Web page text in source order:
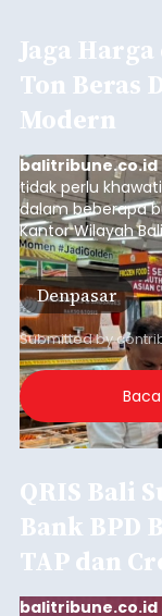
Jaga
Ton Beras
Modern
balitribune.co.id
tidak perlu
dalam beberapa
Kantor Wilayah
Beras Pemerintah
aman, bahkan
kebutuhan
Denpasar
Submitted by
QRIS Bali
Bank BPD
TAP dan
balitribune.co.id